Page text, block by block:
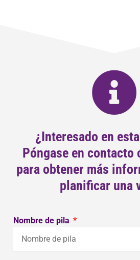
¿Interesado en
Póngase en contacto
para obtener más
planificar una
Nombre de pila